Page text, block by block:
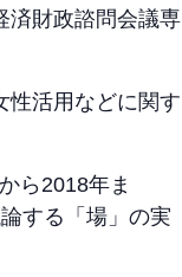
済財政諮問会議専
性活用などに関す
ら2018年ま
する「場」の実